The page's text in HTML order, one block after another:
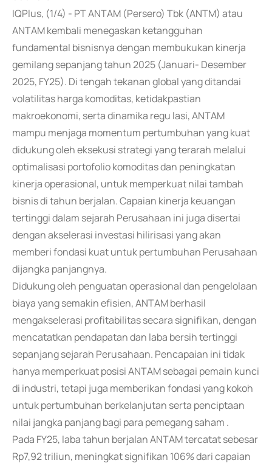
IQPlus, (1/4) - PT ANTAM (Persero) Tbk (ANTM) atau
ANTAM kembali menegaskan ketangguhan
fundamental bisnisnya dengan membukukan kinerja
gemilang sepanjang tahun 2025 (Januari- Desember
2025, FY25). Di tengah tekanan global yang ditandai
volatilitas harga komoditas, ketidakpastian
makroekonomi, serta dinamika regu lasi, ANTAM
mampu menjaga momentum pertumbuhan yang kuat
didukung oleh eksekusi strategi yang terarah melalui
optimalisasi portofolio komoditas dan peningkatan
kinerja operasional, untuk memperkuat nilai tambah
bisnis di tahun berjalan. Capaian kinerja keuangan
tertinggi dalam sejarah Perusahaan ini juga disertai
dengan akselerasi investasi hilirisasi yang akan
memberi fondasi kuat untuk pertumbuhan Perusahaan
dijangka panjangnya.
Didukung oleh penguatan operasional dan pengelolaan
biaya yang semakin efisien, ANTAM berhasil
mengakselerasi profitabilitas secara signifikan, dengan
mencatatkan pendapatan dan laba bersih tertinggi
sepanjang sejarah Perusahaan. Pencapaian ini tidak
hanya memperkuat posisi ANTAM sebagai pemain kunci
di industri, tetapi juga memberikan fondasi yang kokoh
untuk pertumbuhan berkelanjutan serta penciptaan
nilai jangka panjang bagi para pemegang saham .
Pada FY25, laba tahun berjalan ANTAM tercatat sebesar
Rp7,92 triliun, meningkat signifikan 106% dari capaian